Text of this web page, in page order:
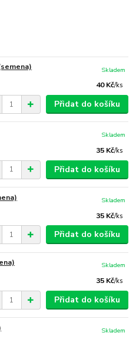
40 Kč/ks
Skladem
Přidat do košíku
35 Kč/ks
Skladem
Přidat do košíku
35 Kč/ks
Skladem
Přidat do košíku
35 Kč/ks
Skladem
Přidat do košíku
Skladem